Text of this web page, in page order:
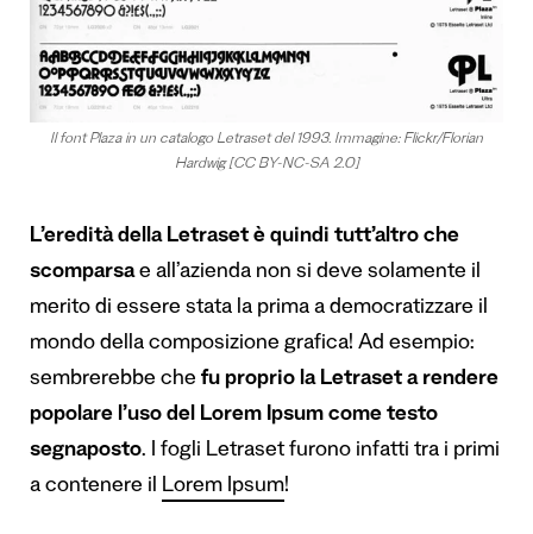
Il font Plaza in un catalogo Letraset del 1993. Immagine: Flickr/Florian
Hardwig[CC BY-NC-SA 2.0]
L’eredità della Letraset è quindi tutt’altro che
scomparsae all’azienda non si deve solamente il
merito di essere stata la prima a democratizzare il
mondo della composizione grafica! Ad esempio:
sembrerebbe che fu proprio la Letraset a rendere
popolare l’uso del Lorem Ipsum come testo
segnaposto. I fogli Letraset furono infatti tra i primi
a contenere il Lorem Ipsum!